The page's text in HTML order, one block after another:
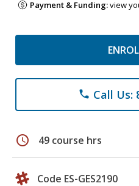
Payment & Funding:view
phone Call Us:
schedule 49 course hrs
Code ES-GES2190